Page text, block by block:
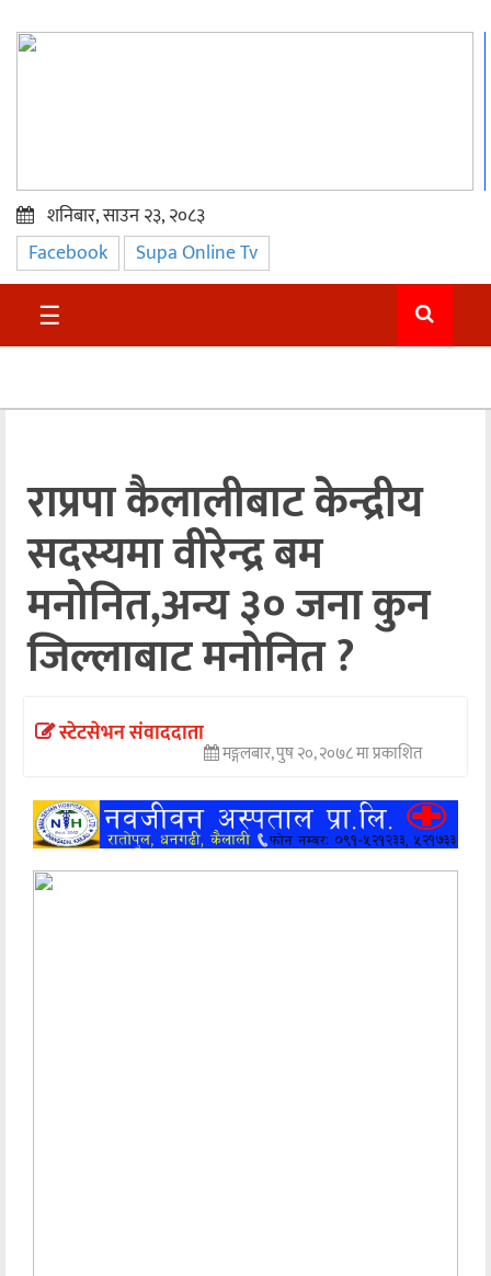
प्रमुख
समाचार
सुदुर
अन्तराष्ट्रिय
अन्तर्वार्ता
अर्थ
खेलकुद
मनोरञ्जन
शनिबार, साउन २३, २०८३
Facebook Supa Online Tv
☰
राप्रपा कैलालीबाट केन्द्रीय
सदस्यमा वीरेन्द्र बम
मनोनित,अन्य ३० जना कुन
जिल्लाबाट मनोनित ?
स्टेटसेभन संवाददाता
मङ्गलबार, पुष २०, २०७८ मा प्रकाशित